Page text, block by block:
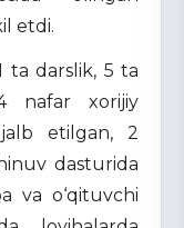
etdi.
ta darslik, 5 ta
nafar xorijiy
jalb etilgan, 2
dasturida
va o‘qituvchi